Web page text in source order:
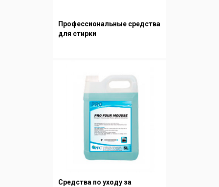
Профессиональные средства
для стирки
Средства по уходу за